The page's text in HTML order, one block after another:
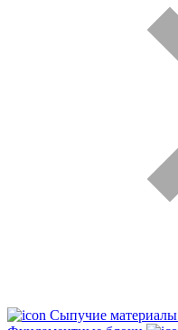
Сыпучие материалы